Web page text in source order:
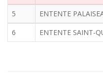
5
ENTENTE
6
ENTENTE SAINT-